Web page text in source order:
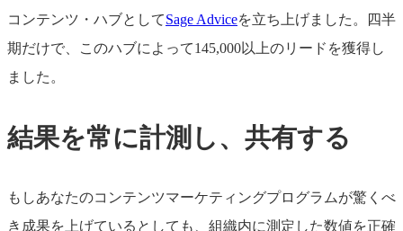
コンテンツ・ハブとしてSage Adviceを立ち上げました。四半
期だけで、このハブによって145,000以上のリードを獲得し
ました。
結果を常に計測し、共有する
もしあなたのコンテンツマーケティングプログラムが驚くべ
き成果を上げているとしても、組織内に測定した数値を正確